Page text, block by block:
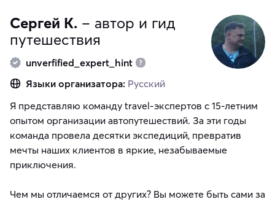
Сергей К. – автор и гид
путешествия
unverfified_expert_hint
Языки организатора: Русский
Я представляю команду travel-экспертов с 15-летним
опытом организации автопутешествий. За эти годы
команда провела десятки экспедиций, превратив
мечты наших клиентов в яркие, незабываемые
приключения.
Чем мы отличаемся от других? Вы можете быть сами за